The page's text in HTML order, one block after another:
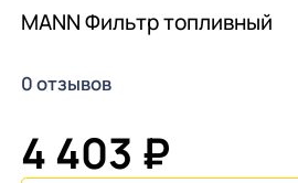
MANN Фильтр топливный
0 отзывов
4 403 ₽